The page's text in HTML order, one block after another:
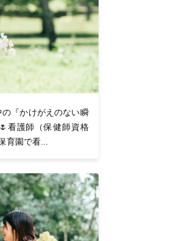
『かけがえのない瞬
看護師（保健師資格
園で看...